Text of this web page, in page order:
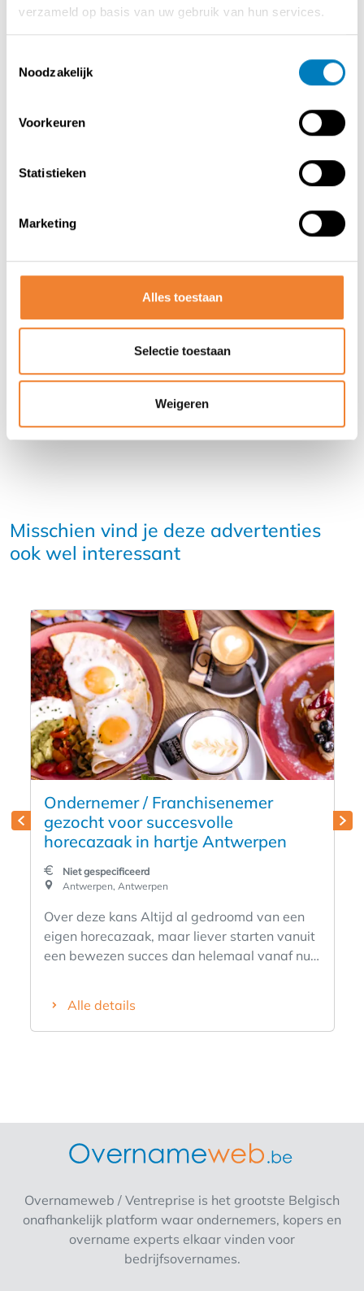
verzameld op basis van uw gebruik van hun services.
Noodzakelijk
Voorkeuren
Statistieken
Marketing
Alles toestaan
Selectie toestaan
Weigeren
een stabiele klantenbasis tijdens zowel lunch als diner.
positie en extra groeipotentieel.
Deze volledig instapklare horecazaak biedt een unieke
opportuniteit voor een ambitieuze uitbater die op zoek is
naar een rendabel restaurant met karakter, uitstraling
Neem gerust contact op voor meer informatie.
Contact opnemen met de verkoper
DEEL DEZE ADVERTENTIE
Misschien vind je deze advertenties
ook wel interessant
Ondernemer / Franchisenemer
gezocht voor succesvolle
horecazaak in hartje Antwerpen
Niet gespecificeerd
Antwerpen, Antwerpen
Over deze kans Altijd al gedroomd van een
eigen horecazaak, maar liever starten vanuit
een bewezen succes dan helemaal vanaf nul?
vestiging in het centrum van Antwerpen.
Deze volledig operationele ontbijt- en
over van een bestaande vestiging met een
-Gevestigd op een toplocatie in het centrum
van Antwerpen. -Onderdeel van een
bewezen concept met meerdere succesvolle
vestigingen. -Professionele ondersteuning op
Alle details
Overnameweb / Ventreprise is het grootste Belgisch
onafhankelijk platform waar ondernemers, kopers en
overname experts elkaar vinden voor
bedrijfsovernames.